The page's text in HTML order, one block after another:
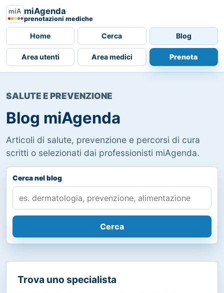
miAgenda
prenotazioni mediche
Home Cerca Blog
Area utenti Area medici Prenota
SALUTE E PREVENZIONE
Blog miAgenda
Articoli di salute, prevenzione e percorsi di cura
scritti o selezionati dai professionisti miAgenda.
Cerca nel blog
Cerca
Trova uno specialista